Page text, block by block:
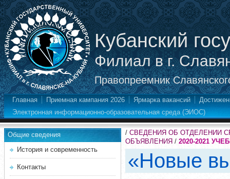
Кубанский
Филиал в г.
Правопреемник
Главная Приемная кампания 2026 Ярмарка вакансий
Электронная информационно-образовательная среда (ЭИОС)
Общие сведения
История и современность
Контакты
/ СВЕДЕНИЯ ОБ ОТДЕЛЕНИИ
ОБЪЯВЛЕНИЯ / 2020-2021
«Новые